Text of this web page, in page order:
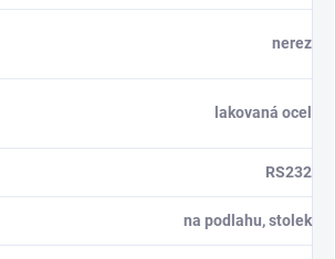
nerez
lakovaná ocel
RS232
na podlahu, stolek